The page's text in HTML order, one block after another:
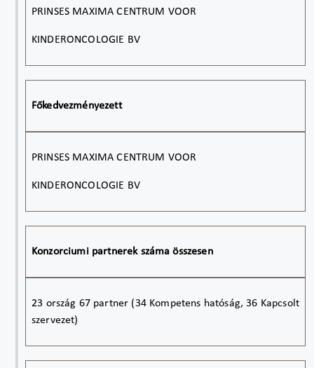
PRINSES MAXIMA CENTRUM VOOR
KINDERONCOLOGIE BV
Főkedvezményezett
PRINSES MAXIMA CENTRUM VOOR
KINDERONCOLOGIE BV
Konzorciumi partnerek száma összesen
23 ország 67 partner (34 Kompetens hatóság, 36 Kapcsolt
szervezet)